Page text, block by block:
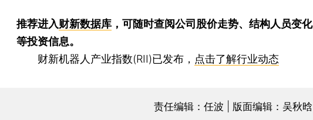
推荐进入财新数据库 ，可随时查阅公司股价走势、结构人员变化
等投资信息。
财新机器人产业指数(RII)已发布， 点击了解行业动态
责任编辑：任波 | 版面编辑：吴秋晗